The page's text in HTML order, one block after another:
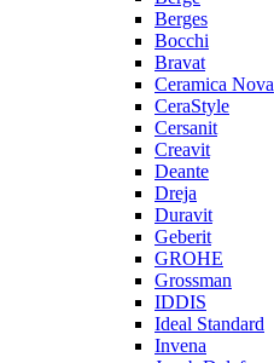
Berges
Bocchi
Bravat
Ceramica Nova
CeraStyle
Cersanit
Creavit
Deante
Dreja
Duravit
Geberit
GROHE
Grossman
IDDIS
Ideal Standard
Invena